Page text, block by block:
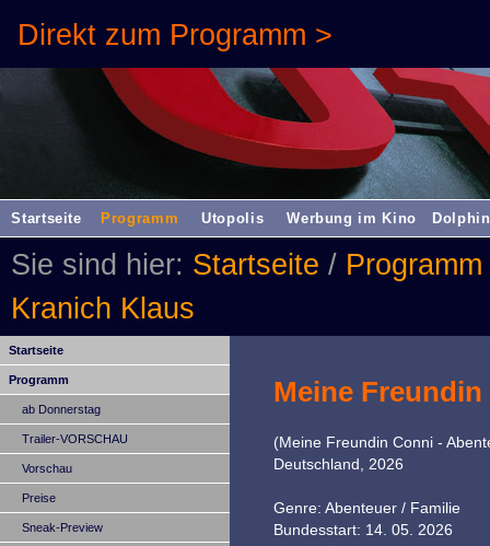
Direkt zum Programm >
Startseite Programm Utopolis Werbung im Kino
Sie sind hier: Startseite / Programm
Kranich Klaus
Startseite
Programm
ab Donnerstag
Trailer-VORSCHAU
Vorschau
Preise
Sneak-Preview
Meine
(Meine Freundin Conni -
Deutschland, 2026
Genre: Abenteuer / Familie
Bundesstart: 14. 05. 2026